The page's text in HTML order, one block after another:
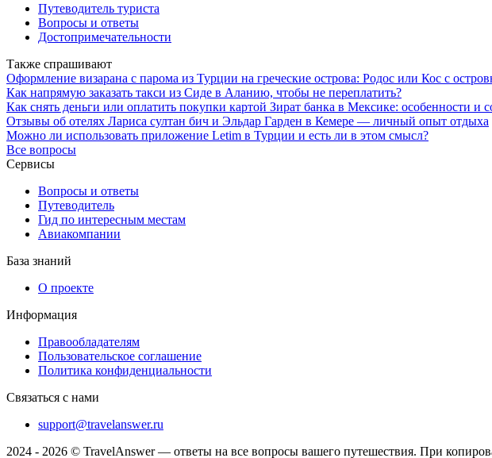
Путеводитель туриста
Вопросы и ответы
Достопримечательности
Также спрашивают
Оформление визарана с парома из Турции на греческие острова: Родос или Кос с
Как напрямую заказать такси из Сиде в Аланию, чтобы не переплатить?
Как снять деньги или оплатить покупки картой Зират банка в Мексике: особенности и
Отзывы об отелях Лариса султан бич и Эльдар Гарден в Кемере — личный опыт отдыха
Можно ли использовать приложение Letim в Турции и есть ли в этом смысл?
Все вопросы
Сервисы
Вопросы и ответы
Путеводитель
Гид по интересным местам
Авиакомпании
База знаний
О проекте
Информация
Правообладателям
Пользовательское соглашение
Политика конфиденциальности
Связаться с нами
support@travelanswer.ru
2024 - 2026 © TravelAnswer — ответы на все вопросы вашего путешествия. При